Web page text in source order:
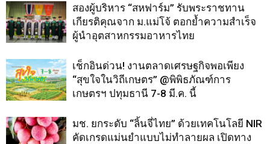
สองผู้บริหาร “สหฟาร์ม” รับพระราชทาน
เกียรติคุณจาก ม.แม่โจ้ ตอกย้ำความสำเร็จ
ผู้นำอุตสาหกรรมอาหารไทย
เช็กอินด่วน! งานตลาดเศรษฐกิจพอเพียง
“สุขใจในวิถีเกษตร” @พิพิธภัณฑ์การ
เกษตรฯ ปทุมธานี 7-8 มี.ค. นี้
มช. ยกระดับ “ลิ้นจี่ไทย” ด้วยเทคโนโลยี NIR
คัดเกรดแม่นยำแบบไม่ทำลายผล เปิดทาง